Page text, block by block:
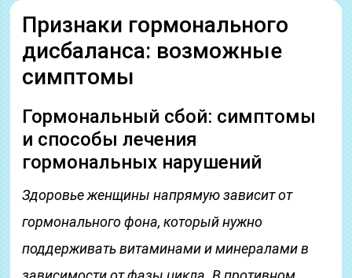
Признаки гормонального
дисбаланса: возможные
симптомы
Гормональный сбой: симптомы
и способы лечения
гормональных нарушений
Здоровье женщины напрямую зависит от
гормонального фона, который нужно
поддерживать витаминами и минералами в